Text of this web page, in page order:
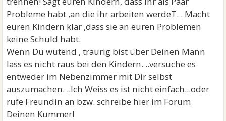
Probleme habt ,an die ihr arbeiten werdeT. . Macht
euren Kindern klar ,dass sie an euren Problemen
keine Schuld habt.
Wenn Du wütend , traurig bist über Deinen Mann
lass es nicht raus bei den Kindern. ..versuche es
entweder im Nebenzimmer mit Dir selbst
auszumachen. ..Ich Weiss es ist nicht einfach...oder
rufe Freundin an bzw. schreibe hier im Forum
Deinen Kummer!